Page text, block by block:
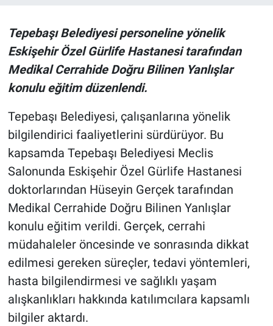
Tepebaşı Belediyesi personeline yönelik
Eskişehir Özel Gürlife Hastanesi tarafından
Medikal Cerrahide Doğru Bilinen Yanlışlar
konulu eğitim düzenlendi.
Tepebaşı Belediyesi, çalışanlarına yönelik
bilgilendirici faaliyetlerini sürdürüyor. Bu
kapsamda Tepebaşı Belediyesi Meclis
Salonunda Eskişehir Özel Gürlife Hastanesi
doktorlarından Hüseyin Gerçek tarafından
Medikal Cerrahide Doğru Bilinen Yanlışlar
konulu eğitim verildi. Gerçek, cerrahi
müdahaleler öncesinde ve sonrasında dikkat
edilmesi gereken süreçler, tedavi yöntemleri,
hasta bilgilendirmesi ve sağlıklı yaşam
alışkanlıkları hakkında katılımcılara kapsamlı
bilgiler aktardı.
Yerel
Magazin
Bilim ve Teknoloji